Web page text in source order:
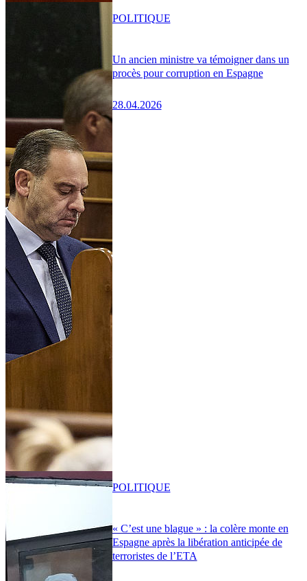
Un ancien ministre va témoigner dans un
procès pour corruption en Espagne
28.04.2026
POLITIQUE
« C’est une blague » : la colère monte en
Espagne après la libération anticipée de
terroristes de l’ETA
POLITIQUE